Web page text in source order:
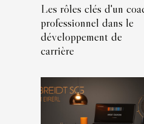
Les rôles clés d'un
professionnel dans le
développement de
carrière